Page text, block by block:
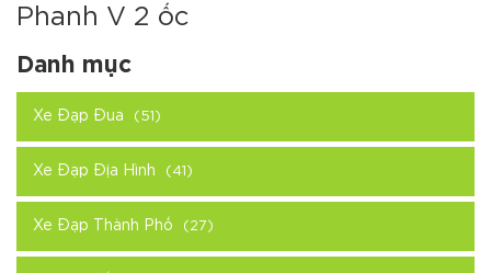
Phanh V 2 ốc
Danh mục
Xe Đạp Đua (51)
Xe Đạp Địa Hình (41)
Xe Đạp Thành Phố (27)